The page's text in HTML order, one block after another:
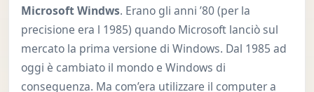
Microsoft Windws. Erano gli anni ’80 (per la
precisione era l 1985) quando Microsoft lanciò sul
mercato la prima versione di Windows. Dal 1985 ad
oggi è cambiato il mondo e Windows di
conseguenza. Ma com’era utilizzare il computer a